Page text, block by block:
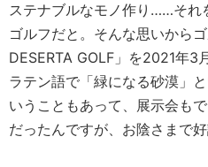
ステナブルなモノ作り……それ
ゴルフだと。そんな思いから
DESERTA GOLF」を2021年3
ラテン語で「緑になる砂漠」
いうこともあって、展示会も
だったんですが、お陰さまで